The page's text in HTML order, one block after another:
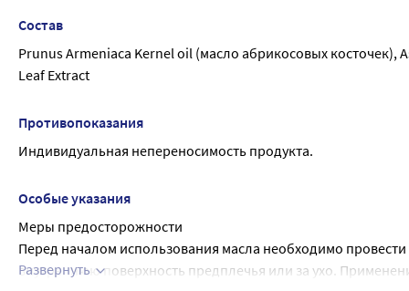
Маски
Абрикосовое масло использовать в чистом виде или в
пшеницы) в соотношении 1:1. Смочить тканевые салфетки,
Уход за проблемной кожей
К 1 столовой ложке абрикосового масла или его смеси с
лимона, лаванды, чайного дерева.
Абрикосовое масло использовать в чистом виде или в
капли эфирных масел иланг-иланг, нероли, лимона и
Состав
Prunus Armeniaca Kernel oil (масло абрикосовых
Leaf Extract
Противопоказания
Индивидуальная непереносимость продукта.
Особые указания
Меры предосторожности
Перед началом использования масла необходимо
внутреннюю поверхность предплечья или за ухо.
Развернуть